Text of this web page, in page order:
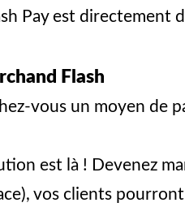
Pay est directement
Flash
vous un moyen de
est là ! Devenez
vos clients